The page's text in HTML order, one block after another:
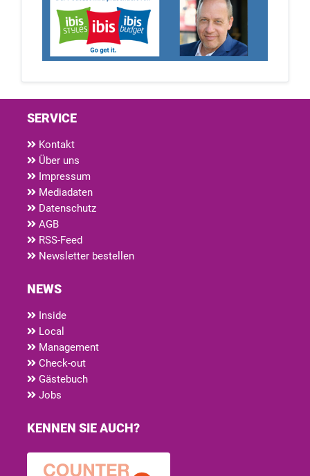
SERVICE
Kontakt
Über uns
Impressum
Mediadaten
Datenschutz
AGB
RSS-Feed
Newsletter bestellen
NEWS
Inside
Local
Management
Check-out
Gästebuch
Jobs
KENNEN SIE AUCH?